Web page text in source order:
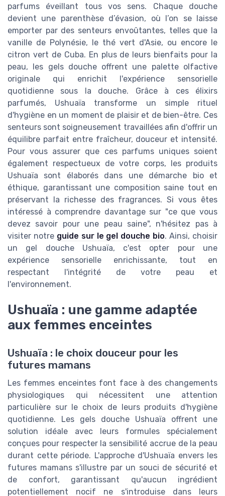
parfums éveillant tous vos sens. Chaque douche
devient une parenthèse d’évasion, où l’on se laisse
emporter par des senteurs envoûtantes, telles que la
vanille de Polynésie, le thé vert d'Asie, ou encore le
citron vert de Cuba. En plus de leurs bienfaits pour la
peau, les gels douche offrent une palette olfactive
originale qui enrichit l'expérience sensorielle
quotidienne sous la douche. Grâce à ces élixirs
parfumés, Ushuaïa transforme un simple rituel
d'hygiène en un moment de plaisir et de bien-être. Ces
senteurs sont soigneusement travaillées afin d'offrir un
équilibre parfait entre fraîcheur, douceur et intensité.
Pour vous assurer que ces parfums uniques soient
également respectueux de votre corps, les produits
Ushuaïa sont élaborés dans une démarche bio et
éthique, garantissant une composition saine tout en
préservant la richesse des fragrances. Si vous êtes
intéressé à comprendre davantage sur "ce que vous
devez savoir pour une peau saine", n'hésitez pas à
visiter notre guide sur le gel douche bio. Ainsi, choisir
un gel douche Ushuaïa, c'est opter pour une
expérience sensorielle enrichissante, tout en
respectant l'intégrité de votre peau et
l'environnement.
Ushuaïa : une gamme adaptée
aux femmes enceintes
Ushuaïa : le choix douceur pour les
futures mamans
Les femmes enceintes font face à des changements
physiologiques qui nécessitent une attention
particulière sur le choix de leurs produits d'hygiène
quotidienne. Les gels douche Ushuaïa offrent une
solution idéale avec leurs formules spécialement
conçues pour respecter la sensibilité accrue de la peau
durant cette période. L'approche d'Ushuaïa envers les
futures mamans s'illustre par un souci de sécurité et
de confort, garantissant qu'aucun ingrédient
potentiellement nocif ne s'introduise dans leurs